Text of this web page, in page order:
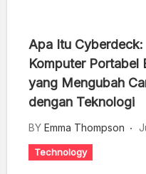
Apa Itu
Komputer Portabel
yang Mengubah
dengan Teknologi
BY Emma Thompson
Technology